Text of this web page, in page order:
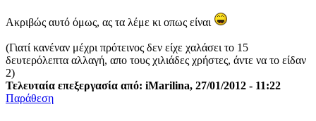
Ακριβώς αυτό όμως, ας τα λέμε κι οπως είναι
(Γιατί κανέναν μέχρι πρότεινος δεν είχε χαλάσει το 15
δευτερόλεπτα αλλαγή, απο τους χιλιάδες χρήστες, άντε να το είδαν
2)
Τελευταία επεξεργασία από: iMarilina, 27/01/2012 - 11:22
Παράθεση